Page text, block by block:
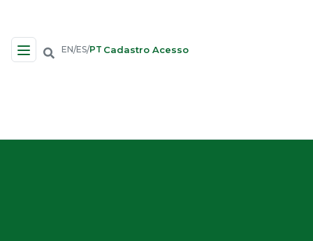
Navegação no Site
EN/ES/PT Cadastro Acesso